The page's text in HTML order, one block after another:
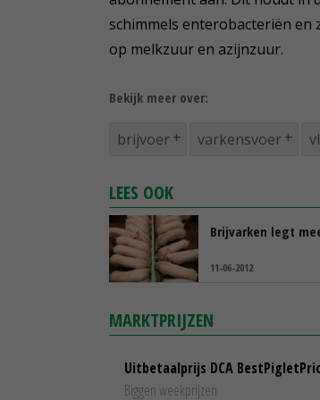
schimmels enterobacteriën
op melkzuur en azijnzuur.
Bekijk meer over:
brijvoer varkensvoer
LEES OOK
Brijvarken legt
11-06-2012
MARKTPRIJZEN
Uitbetaalprijs DCA
Biggen weekprijzen